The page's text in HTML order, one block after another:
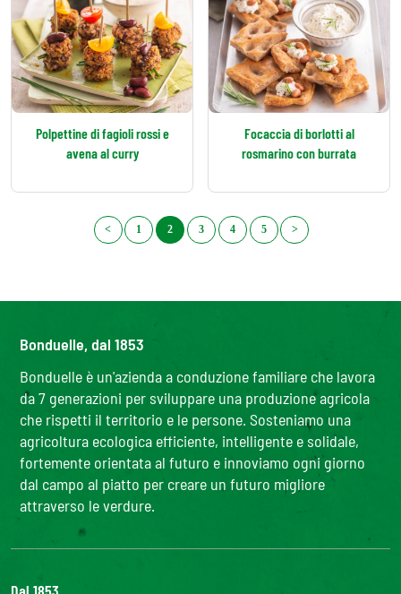
Polpettine di fagioli rossi e
avena al curry
Focaccia di borlotti al
rosmarino con burrata
< 1 2 3 4 5 >
Bonduelle, dal 1853
Bonduelle è un'azienda a conduzione familiare che lavora
da 7 generazioni per sviluppare una produzione agricola
che rispetti il territorio e le persone. Sosteniamo una
agricoltura ecologica efficiente, intelligente e solidale,
fortemente orientata al futuro e innoviamo ogni giorno
dal campo al piatto per creare un futuro migliore
attraverso le verdure.